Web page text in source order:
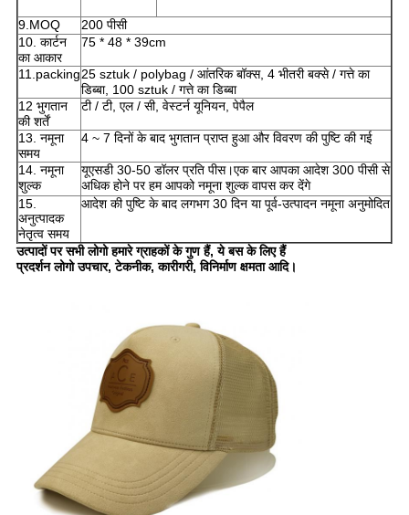
9.MOQ
200 पीसी
10. कार्टन
का आकार
75 * 48 * 39cm
11.packing25 sztuk / polybag / आंतरिक बॉक्स, 4 भीतरी बक्से / गत्ते का
डिब्बा, 100 sztuk / गत्ते का डिब्बा
12 भुगतान
की शर्तें
टी / टी, एल / सी, वेस्टर्न यूनियन, पेपैल
13. नमूना
समय
4 ~ 7 दिनों के बाद भुगतान प्राप्त हुआ और विवरण की पुष्टि की गई
14. नमूना
शुल्क
यूएसडी 30-50 डॉलर प्रति पीस।एक बार आपका आदेश 300 पीसी से
अधिक होने पर हम आपको नमूना शुल्क वापस कर देंगे
15.
अनुत्पादक
नेतृत्व समय
आदेश की पुष्टि के बाद लगभग 30 दिन या पूर्व-उत्पादन नमूना अनुमोदित
उत्पादों पर सभी लोगो हमारे ग्राहकों के गुण हैं, ये बस के लिए हैं
प्रदर्शन लोगो उपचार, टेकनीक, कारीगरी, विनिर्माण क्षमता आदि।